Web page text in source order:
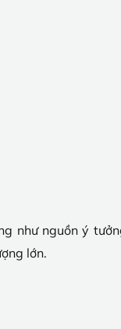
như nguồn ý
lớn.